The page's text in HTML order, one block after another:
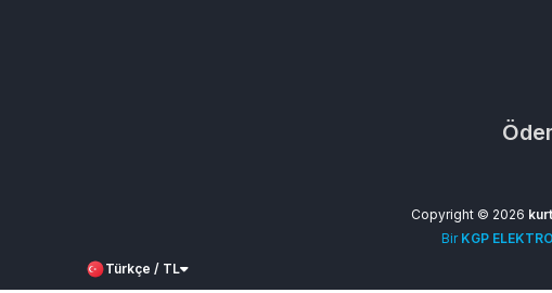
Copyright © 2026
Bir KGP
Türkçe / TL